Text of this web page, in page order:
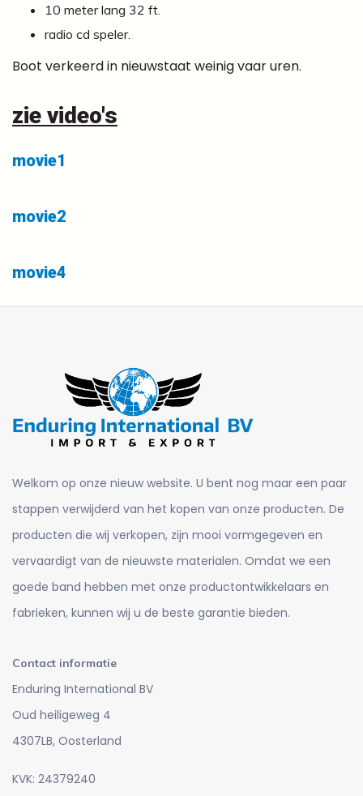
10 meter lang 32 ft.
radio cd speler.
Boot verkeerd in nieuwstaat weinig vaar uren.
zie video's
movie1
movie2
movie4
Welkom op onze nieuw website. U bent nog maar een paar
stappen verwijderd van het kopen van onze producten. De
producten die wij verkopen, zijn mooi vormgegeven en
vervaardigt van de nieuwste materialen. Omdat we een
goede band hebben met onze productontwikkelaars en
fabrieken, kunnen wij u de beste garantie bieden.
Contact informatie
Enduring International BV
Oud heiligeweg 4
4307LB, Oosterland
KVK: 24379240